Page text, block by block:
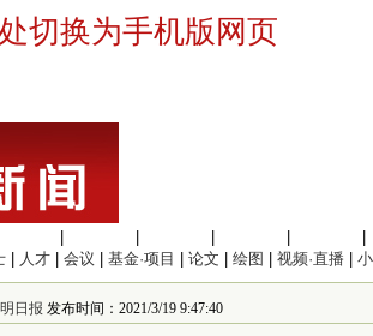
切换为手机版网页
人才 会议 基金·项目 论文 绘图 视频·直播
日报 发布时间：2021/3/19 9:47:40